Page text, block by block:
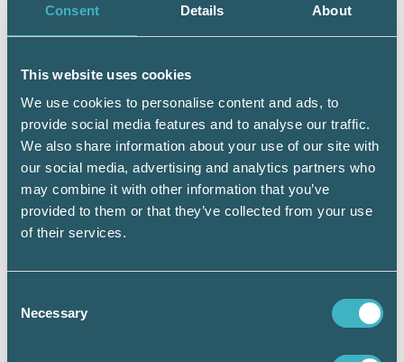
Consent Details About
This website uses cookies
We use cookies to personalise content and ads, to
provide social media features and to analyse our traffic.
We also share information about your use of our site with
our social media, advertising and analytics partners who
may combine it with other information that you’ve
provided to them or that they’ve collected from your use
of their services.
Selection
Necessary
Lönsamma tips från Srf konsulterna på
mässan
Mässan Ekonomi & Företag – Dag 2:
Nöjda utställare med goda nyheter